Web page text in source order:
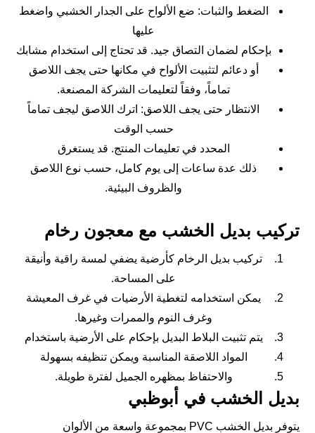
الضغط والثبات: ضع الألواح على الجدار الخشبي واضغط
عليها
بإحكام لضمان التصاق جيد. قد تحتاج إلى استخدام مشابك
أو دعائم لتثبيت الألواح في مكانها حتى يجف اللاصق
تماماً، وفقاً لتعليمات الشركة المصنعة.
الانتظار حتى يجف اللاصق: اترك اللاصق ليجف تماماً
حسب الوقت
المحدد في تعليمات المنتج. قد يستغرق
ذلك عدة ساعات إلى يوم كامل، حسب نوع اللاصق
والظروف البيئية.
تركيب بديل الخشب مع معجون رخام
تركيب بديل الرخام كأرضية يضفي لمسة راقية وأنيقة
على المساحة.
يمكن استخدامه لتغطية الأرضيات في غرف المعيشة
وغرف النوم والممرات وغيرها.
يتم تثبيت البلاط البديل بإحكام على الأرضية باستخدام
المواد اللاصقة المناسبة ويمكن تنظيفه بسهولة
والاحتفاظ بمظهره الجميل لفترة طويلة.
بديل الخشب في أبوظبي
يتوفر بديل الخشب PVC بمجموعة واسعة من الألوان